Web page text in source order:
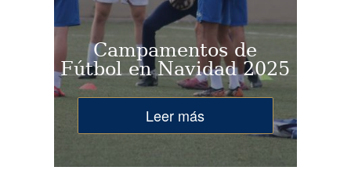
Campamentos de
Fútbol en Navidad 2025
Leer más